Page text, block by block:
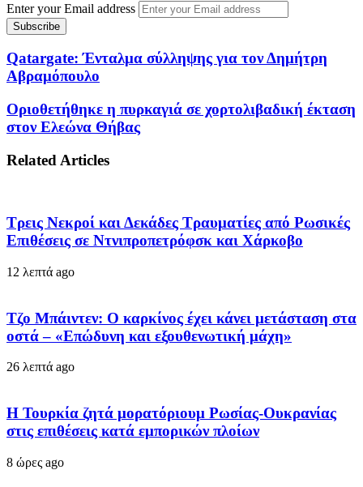
Enter your Email address
Qatargate: Ένταλμα σύλληψης για τον Δημήτρη
Αβραμόπουλο
Οριοθετήθηκε η πυρκαγιά σε χορτολιβαδική έκταση
στον Ελεώνα Θήβας
Related Articles
Τρεις Νεκροί και Δεκάδες Τραυματίες από Ρωσικές
Επιθέσεις σε Ντνιπροπετρόφσκ και Χάρκοβο
12 λεπτά ago
Τζο Μπάιντεν: Ο καρκίνος έχει κάνει μετάσταση στα
οστά – «Επώδυνη και εξουθενωτική μάχη»
26 λεπτά ago
Η Τουρκία ζητά μορατόριουμ Ρωσίας-Ουκρανίας
στις επιθέσεις κατά εμπορικών πλοίων
8 ώρες ago